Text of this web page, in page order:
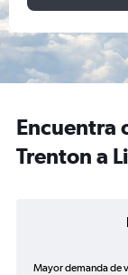
Encuentra
Trenton a
Mayor demanda de